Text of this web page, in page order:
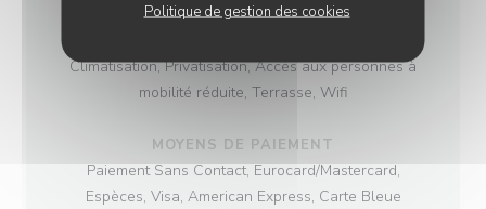
Politique de gestion des cookies
Climatisation, Privatisation, Accès aux personnes à
mobilité réduite, Terrasse, Wifi
MOYENS DE PAIEMENT
Paiement Sans Contact, Eurocard/Mastercard,
Espèces, Visa, American Express, Carte Bleue